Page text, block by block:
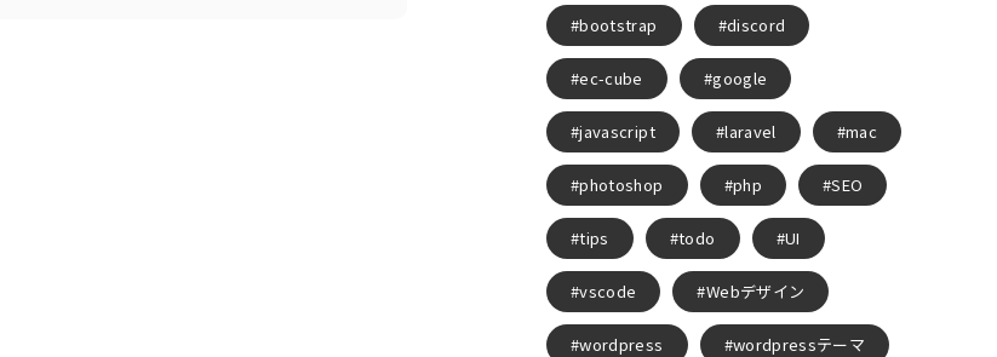
bootstrap discord
ec-cube google
javascript laravel mac
photoshop php SEO
tips todo UI
vscode Webデザイン
wordpress wordpressテーマ